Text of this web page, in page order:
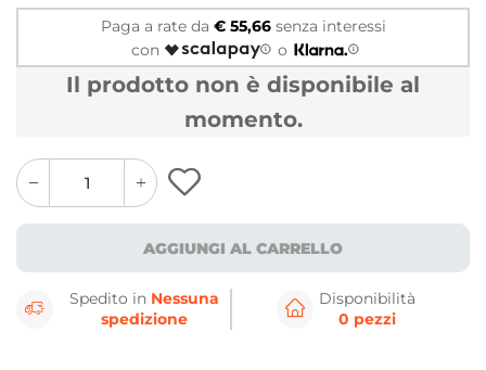
Paga a rate da € 55,66senza interessi
con
o
Il prodotto non è disponibile al
momento.
quantity
button
quantity
minus
button
AGGIUNGI AL CARRELLO
Spedito in Nessuna
spedizione
Disponibilità
0 pezzi